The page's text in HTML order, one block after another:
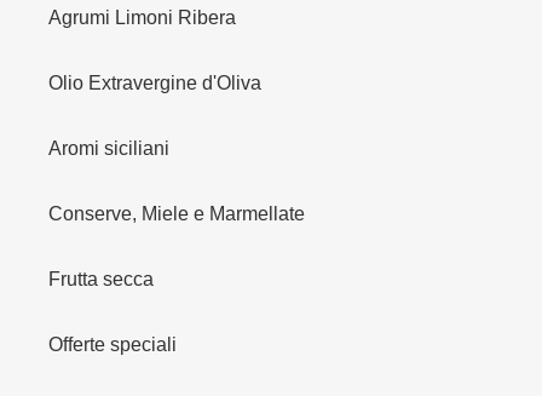
Agrumi Limoni Ribera
Olio Extravergine d'Oliva
Aromi siciliani
Conserve, Miele e Marmellate
Frutta secca
Offerte speciali